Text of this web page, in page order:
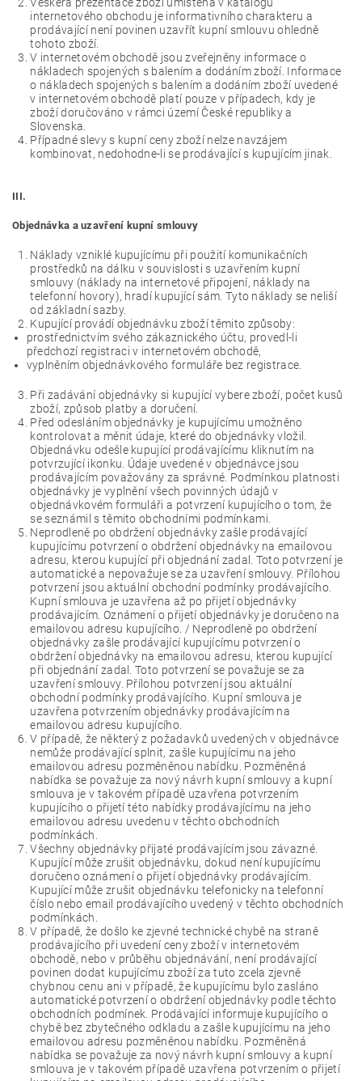
internetového obchodu je informativního charakteru a
prodávající není povinen uzavřít kupní smlouvu ohledně
tohoto zboží.
V internetovém obchodě jsou zveřejněny informace o
nákladech spojených s balením a dodáním zboží. Informace
o nákladech spojených s balením a dodáním zboží uvedené
v internetovém obchodě platí pouze v případech, kdy je
zboží doručováno v rámci území České republiky a
Slovenska.
Případné slevy s kupní ceny zboží nelze navzájem
kombinovat, nedohodne-li se prodávající s kupujícím jinak.
III.
Objednávka a uzavření kupní smlouvy
Náklady vzniklé kupujícímu při použití komunikačních
prostředků na dálku v souvislosti s uzavřením kupní
smlouvy (náklady na internetové připojení, náklady na
telefonní hovory), hradí kupující sám. Tyto náklady se neliší
od základní sazby.
Kupující provádí objednávku zboží těmito způsoby:
prostřednictvím svého zákaznického účtu, provedl-li
předchozí registraci v internetovém obchodě,
vyplněním objednávkového formuláře bez registrace.
Při zadávání objednávky si kupující vybere zboží, počet kusů
zboží, způsob platby a doručení.
Před odesláním objednávky je kupujícímu umožněno
kontrolovat a měnit údaje, které do objednávky vložil.
Objednávku odešle kupující prodávajícímu kliknutím na
potvrzující ikonku. Údaje uvedené v objednávce jsou
prodávajícím považovány za správné. Podmínkou platnosti
objednávky je vyplnění všech povinných údajů v
objednávkovém formuláři a potvrzení kupujícího o tom, že
se seznámil s těmito obchodními podmínkami.
Neprodleně po obdržení objednávky zašle prodávající
kupujícímu potvrzení o obdržení objednávky na emailovou
adresu, kterou kupující při objednání zadal. Toto potvrzení je
automatické a nepovažuje se za uzavření smlouvy. Přílohou
potvrzení jsou aktuální obchodní podmínky prodávajícího.
Kupní smlouva je uzavřena až po přijetí objednávky
prodávajícím. Oznámení o přijetí objednávky je doručeno na
emailovou adresu kupujícího. / Neprodleně po obdržení
objednávky zašle prodávající kupujícímu potvrzení o
obdržení objednávky na emailovou adresu, kterou kupující
při objednání zadal. Toto potvrzení se považuje se za
uzavření smlouvy. Přílohou potvrzení jsou aktuální
obchodní podmínky prodávajícího. Kupní smlouva je
uzavřena potvrzením objednávky prodávajícím na
emailovou adresu kupujícího.
V případě, že některý z požadavků uvedených v objednávce
nemůže prodávající splnit, zašle kupujícímu na jeho
emailovou adresu pozměněnou nabídku. Pozměněná
nabídka se považuje za nový návrh kupní smlouvy a kupní
smlouva je v takovém případě uzavřena potvrzením
kupujícího o přijetí této nabídky prodávajícímu na jeho
emailovou adresu uvedenu v těchto obchodních
podmínkách.
Všechny objednávky přijaté prodávajícím jsou závazné.
Kupující může zrušit objednávku, dokud není kupujícímu
doručeno oznámení o přijetí objednávky prodávajícím.
Kupující může zrušit objednávku telefonicky na telefonní
číslo nebo email prodávajícího uvedený v těchto obchodních
podmínkách.
V případě, že došlo ke zjevné technické chybě na straně
prodávajícího při uvedení ceny zboží v internetovém
obchodě, nebo v průběhu objednávání, není prodávající
povinen dodat kupujícímu zboží za tuto zcela zjevně
chybnou cenu ani v případě, že kupujícímu bylo zasláno
automatické potvrzení o obdržení objednávky podle těchto
obchodních podmínek. Prodávající informuje kupujícího o
chybě bez zbytečného odkladu a zašle kupujícímu na jeho
emailovou adresu pozměněnou nabídku. Pozměněná
nabídka se považuje za nový návrh kupní smlouvy a kupní
smlouva je v takovém případě uzavřena potvrzením o přijetí